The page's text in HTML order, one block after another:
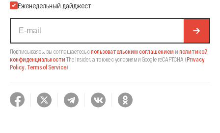
Еженедельный дайджест
Подписываясь, вы соглашаетесь спользовательским соглашением и политикой
конфиденциальности The Insider, а также с условиями Google reCAPTCHA (Privacy
Policy Terms of Service).